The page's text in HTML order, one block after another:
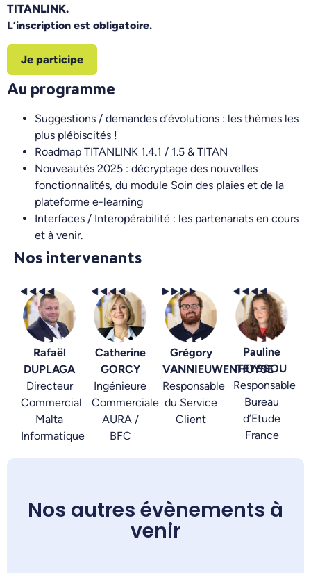
TITANLINK.
L’inscription est obligatoire.
Je participe
Au programme
Suggestions / demandes d’évolutions : les thèmes les
plus plébiscités !
Roadmap TITANLINK 1.4.1 / 1.5 & TITAN
Nouveautés 2025 : décryptage des nouvelles
fonctionnalités, du module Soin des plaies et de la
plateforme e-learning
Interfaces / Interopérabilité : les partenariats en cours
et à venir.
Nos intervenants
Rafaël
DUPLAGA
Directeur
Commercial
Malta
Informatique
Catherine
GORCY
Ingénieure
Commerciale
AURA /
BFC
Grégory
VANNIEUWENHUYSE
Responsable
du Service
Client
Pauline
TEYSSOU
Responsable
Bureau
d’Etude
France
Nos autres évènements à
venir